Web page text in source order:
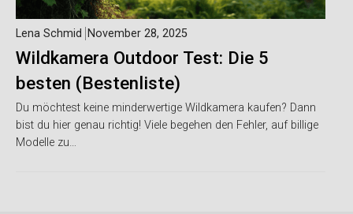
Wildkamera Outdoor Test: Die 5
besten (Bestenliste)
Lena Schmid November 28, 2025
Du möchtest keine minderwertige Wildkamera kaufen? Dann
bist du hier genau richtig! Viele begehen den Fehler, auf billige
Modelle zu…